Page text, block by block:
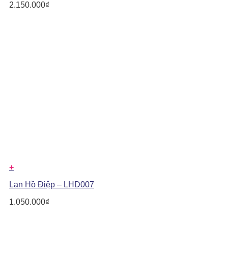
2.150.000₫
+
Lan Hồ Điệp – LHD007
1.050.000₫